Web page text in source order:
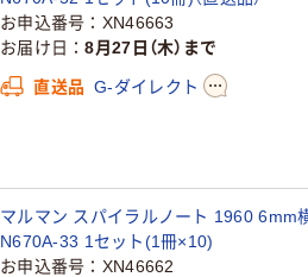
お申込番号
XN46663
お届け日
8月27日（木）まで
直送品 G-ダイレクト
マルマン スパイラルノート 1960 6mm
N670A-33 1セット(1冊×10)
お申込番号
XN46662